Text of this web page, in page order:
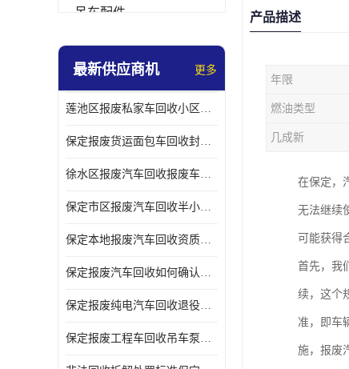
吊车配件
挖掘机拆车件
最新供应商机 更多
莲池区报废私家车回收小区上门拖车便捷
保定报废货运面包车回收封闭货车报废销户
徐水区报废汽车回收报废车辆补贴申请流程
保定市区报废汽车回收半小时上门现场估价
保定本地报废汽车回收资质齐全无隐形收费
保定报废汽车回收如何确认车辆完成销户
保定报废纯电汽车回收退役电池统一处置
保定报废工程车回收吊车泵车挖掘机回收拆解
产品描述
年限
燃油类型
几成新
在保定，
无法继续
可能获得
首先，我
续，这个
准，即车
施，报废